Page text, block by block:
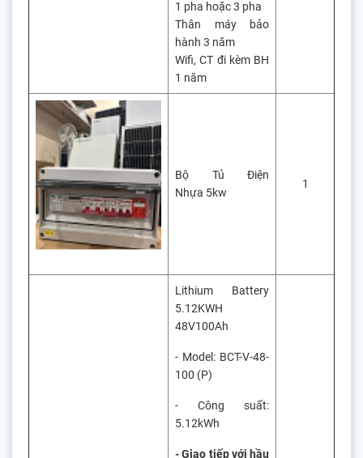
1 pha hoặc 3 pha
Thân máy bảo
hành 3 năm
Wifi, CT đi kèm BH
1 năm
Bộ Tủ Điện
Nhựa 5kw
1
Lithium Battery
5.12KWH
48V100Ah
- Model: BCT-V-48-
100 (P)
- Công suất:
5.12kWh
- Giao tiếp với hầu